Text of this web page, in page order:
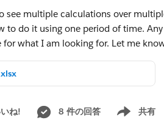
see multiple calculations over
to do it using one period of time.
for what I am looking for. Let me
ね! 8 件の回答 共有
Show menu